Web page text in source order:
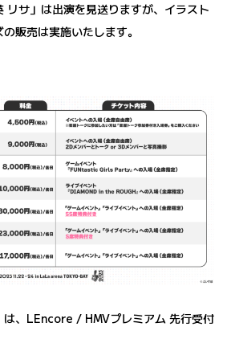
サ」は出演を見送りますが、イラスト
販売は実施いたします。
、LEncore / HMVプレミアム 先行受付